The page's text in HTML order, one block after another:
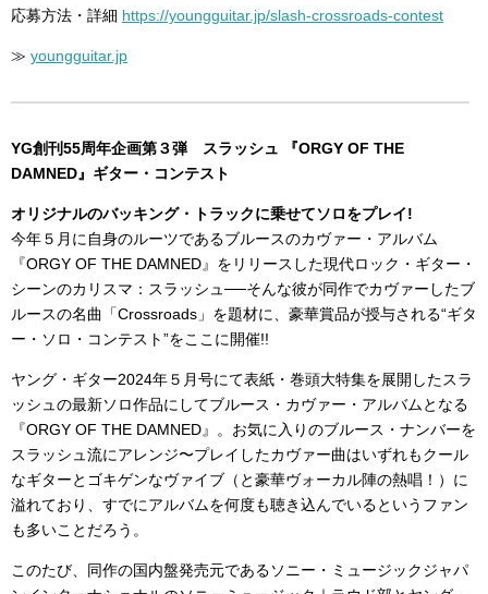
応募方法・詳細 https://youngguitar.jp/slash-crossroads-contest
≫ youngguitar.jp
YG創刊55周年企画第３弾 スラッシュ 『ORGY OF THE
DAMNED』ギター・コンテスト
オリジナルのバッキング・トラックに乗せてソロをプレイ!
今年５月に自身のルーツであるブルースのカヴァー・アルバム
『ORGY OF THE DAMNED』をリリースした現代ロック・ギター・
シーンのカリスマ：スラッシュ──そんな彼が同作でカヴァーしたブ
ルースの名曲「Crossroads」を題材に、豪華賞品が授与される“ギタ
ー・ソロ・コンテスト”をここに開催!!
ヤング・ギター2024年５月号にて表紙・巻頭大特集を展開したスラ
ッシュの最新ソロ作品にしてブルース・カヴァー・アルバムとなる
『ORGY OF THE DAMNED』。お気に入りのブルース・ナンバーを
スラッシュ流にアレンジ〜プレイしたカヴァー曲はいずれもクール
なギターとゴキゲンなヴァイブ（と豪華ヴォーカル陣の熱唱！）に
溢れており、すでにアルバムを何度も聴き込んでいるというファン
も多いことだろう。
このたび、同作の国内盤発売元であるソニー・ミュージックジャパ